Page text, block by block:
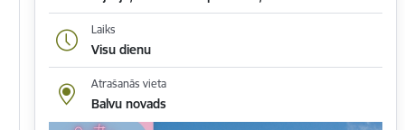
Laiks
Visu dienu
Atrašanās vieta
Balvu novads